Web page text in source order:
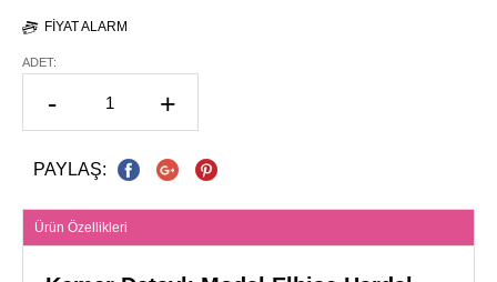
FIYAT ALARM
ADET:
- +
PAYLAŞ:
Ürün Özellikleri